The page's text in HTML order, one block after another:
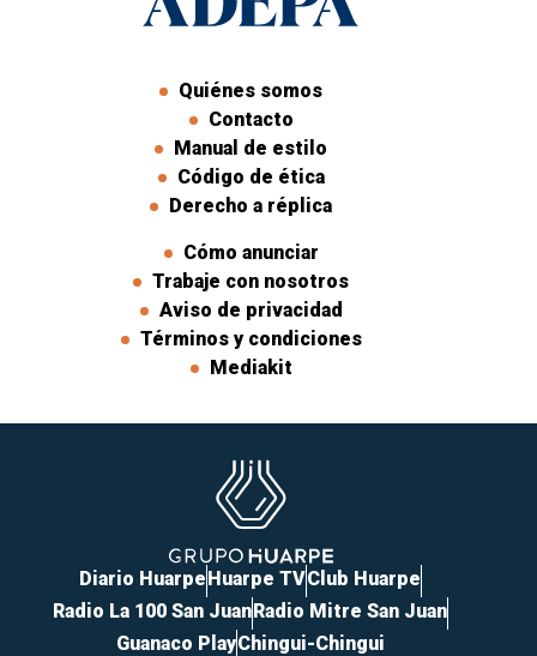
Quiénes somos
Contacto
Manual de estilo
Código de ética
Derecho a réplica
Cómo anunciar
Trabaje con nosotros
Aviso de privacidad
Términos y condiciones
Mediakit
Diario HuarpeHuarpe TVClub Huarpe
Radio La 100 San JuanRadio Mitre San Juan
Guanaco PlayChingui-Chingui